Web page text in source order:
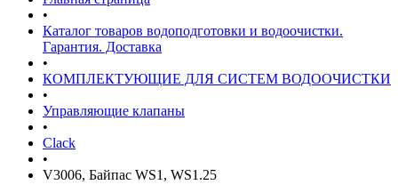
•
Каталог товаров водоподготовки и водоочистки.
Гарантия. Доставка
•
КОМПЛЕКТУЮЩИЕ ДЛЯ СИСТЕМ ВОДООЧИСТКИ
•
Управляющие клапаны
•
Clack
•
V3006, Байпас WS1, WS1.25